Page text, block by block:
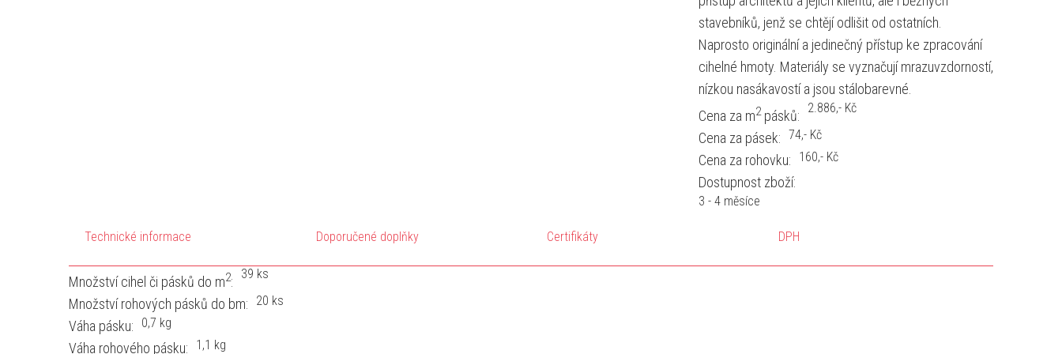
stavebníků, jenž se chtějí odlišit od ostatních.
Naprosto originální a jedinečný přístup ke zpracování
cihelné hmoty. Materiály se vyznačují mrazuvzdorností,
nízkou nasákavostí a jsou stálobarevné.
Cena za m2pásků: ,- Kč
2.886
Cena za pásek: ,- Kč
74
Cena za rohovku: ,- Kč
160
Dostupnost zboží:
3 - 4 měsíce
Technické informace Doporučené doplňky Certifikáty DPH
Množství cihel či pásků do m2: 39 ks
Množství rohových pásků do bm: 20 ks
Váha pásku: 0,7 kg
Váha rohového pásku: 1,1 kg